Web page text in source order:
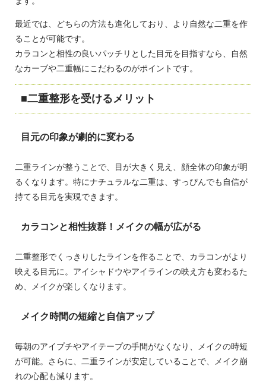
最近では、どちらの方法も進化しており、より自然な二重を作
ることが可能です。
カラコンと相性の良いパッチリとした目元を目指すなら、自然
なカーブや二重幅にこだわるのがポイントです。
二重整形を受けるメリット
目元の印象が劇的に変わる
二重ラインが整うことで、目が大きく見え、顔全体の印象が明
るくなります。特にナチュラルな二重は、すっぴんでも自信が
持てる目元を実現できます。
カラコンと相性抜群！メイクの幅が広がる
二重整形でくっきりしたラインを作ることで、カラコンがより
映える目元に。アイシャドウやアイラインの映え方も変わるた
め、メイクが楽しくなります。
メイク時間の短縮と自信アップ
毎朝のアイプチやアイテープの手間がなくなり、メイクの時短
が可能。さらに、二重ラインが安定していることで、メイク崩
れの心配も減ります。